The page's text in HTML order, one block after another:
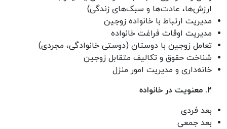
ارزش‌ها، عادت‌ها و سبک‌های زندگی)
مدیریت ارتباط با خانواده زوجین
مدیریت اوقات فراغت خانواده
تعامل زوجین با دوستان (دوستی خانوادگی، مجردی)
شناخت حقوق و تکالیف متقابل زوجین
خانه‌داری و مدیریت امور منزل
2. معنویت در خانواده
بعد فردی
بعد جمعی